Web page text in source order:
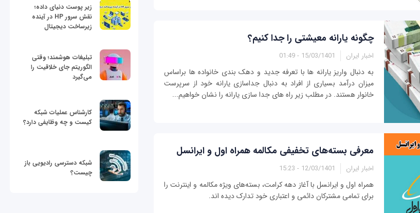
چگونه یارانه معیشتی را جدا کنیم؟
اخبار ایران 15/03/1401 - 01:49
به دنبال واریز یارانه ها با تعرفه جدید و دهک بندی خانواده ها براساس
میزان درآمد بسیاری از افراد به دنبال جداسازی یارانه خود از سرپرست
خانوار هستند. در مطلب زیر راه های جدا سازی یارانه را نشان خواهیم...
معرفی بسته‌های تخفیفی مکالمه همراه اول و ایرانسل
اخبار ایران 12/03/1401 - 15:23
همراه اول و ایرانسل با آغاز دهه کرامت، بسته‌های ویژه مکالمه و اینترنت را
برای تمامی مشترکان دائمی و اعتباری خود تدارک دیده اند.
زیر پوست دنیای داده؛
نقش سرور HP در آینده
زیرساخت دیجیتال
تبلیغات هوشمند؛ وقتی
الگوریتم جای خلاقیت را
می‌گیرد
کارشناس عملیات شبکه
کیست و چه وظایفی دارد؟
شبکه دسترسی رادیویی باز
چیست؟